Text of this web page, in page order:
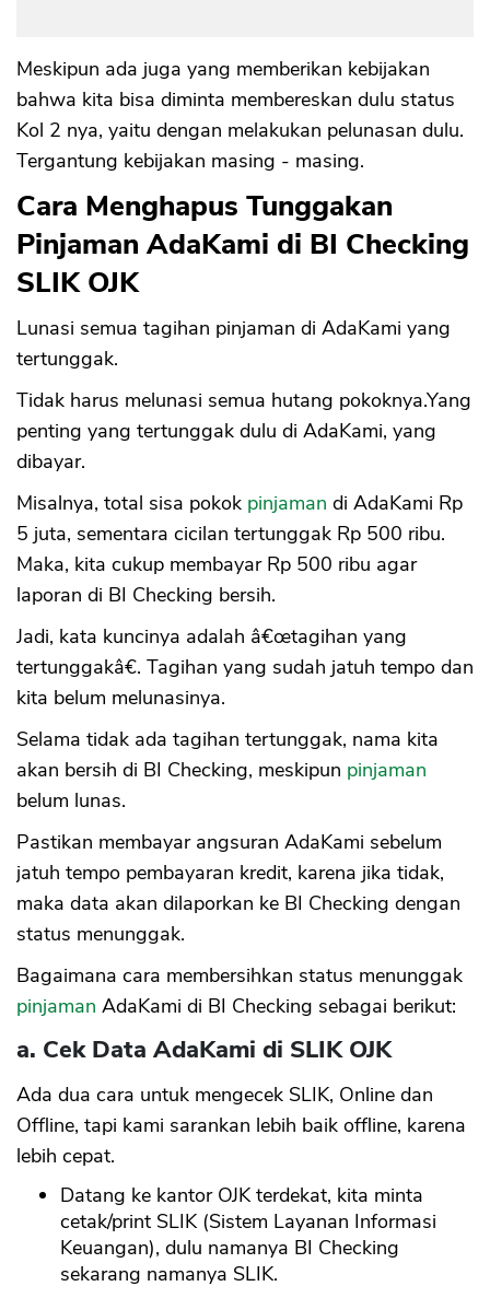
Meskipun ada juga yang memberikan kebijakan
bahwa kita bisa diminta membereskan dulu status
Kol 2 nya, yaitu dengan melakukan pelunasan dulu.
Tergantung kebijakan masing - masing.
Cara Menghapus Tunggakan
Pinjaman AdaKami di BI Checking
SLIK OJK
Lunasi semua tagihan pinjaman di AdaKami yang
tertunggak.
Tidak harus melunasi semua hutang pokoknya.Yang
penting yang tertunggak dulu di AdaKami, yang
dibayar.
Misalnya, total sisa pokok pinjaman di AdaKami Rp
5 juta, sementara cicilan tertunggak Rp 500 ribu.
Maka, kita cukup membayar Rp 500 ribu agar
laporan di BI Checking bersih.
Jadi, kata kuncinya adalah â€œtagihan yang
tertunggakâ€. Tagihan yang sudah jatuh tempo dan
kita belum melunasinya.
Selama tidak ada tagihan tertunggak, nama kita
akan bersih di BI Checking, meskipun pinjaman
belum lunas.
Pastikan membayar angsuran AdaKami sebelum
jatuh tempo pembayaran kredit, karena jika tidak,
maka data akan dilaporkan ke BI Checking dengan
status menunggak.
Bagaimana cara membersihkan status menunggak
pinjaman AdaKami di BI Checking sebagai berikut:
a. Cek Data AdaKami di SLIK OJK
Ada dua cara untuk mengecek SLIK, Online dan
Offline, tapi kami sarankan lebih baik offline, karena
lebih cepat.
Datang ke kantor OJK terdekat, kita minta
cetak/print SLIK (Sistem Layanan Informasi
Keuangan), dulu namanya BI Checking
sekarang namanya SLIK.